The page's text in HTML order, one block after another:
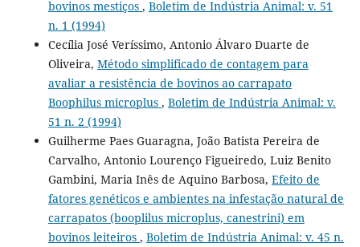
bovinos mestiços , Boletim de Indústria Animal: v. 51
n. 1 (1994)
Cecília José Veríssimo, Antonio Álvaro Duarte de
Oliveira, Método simplificado de contagem para
avaliar a resistência de bovinos ao carrapato
Boophilus microplus , Boletim de Indústria Animal: v.
51 n. 2 (1994)
Guilherme Paes Guaragna, João Batista Pereira de
Carvalho, Antonio Lourenço Figueiredo, Luiz Benito
Gambini, Maria Inês de Aquino Barbosa, Efeito de
fatores genéticos e ambientes na infestação natural de
carrapatos (booplilus microplus, canestrini) em
bovinos leiteiros , Boletim de Indústria Animal: v. 45 n.